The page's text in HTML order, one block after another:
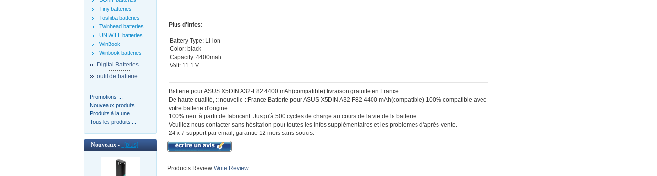
Tiny batteries
Toshiba batteries
Twinhead batteries
UNIWILL batteries
WinBook
Winbook batteries
Digital Batteries
outil de batterie
Promotions ...
Nouveaux produits ...
Produits à la une ...
Tous les produits ...
Nouveaux - [plus]
Plus d'infos:
Battery Type: Li-ion
Color: black
Capacity: 4400mah
Volt: 11.1 V
Batterie pour ASUS X5DIN A32-F82 4400 mAh(compatible) livraison gratuite en France
De haute qualité, :: nouvelle-::France Batterie pour ASUS X5DIN A32-F82 4400 mAh(compatible) 100% compatible avec
votre batterie d'origine
100% neuf à partir de fabricant. Jusqu'à 500 cycles de charge au cours de la vie de la batterie.
Veuillez nous contacter sans hésitation pour toutes les infos supplémentaires et les problemes d'après-vente.
24 x 7 support par email, garantie 12 mois sans soucis.
Products Review Write Review